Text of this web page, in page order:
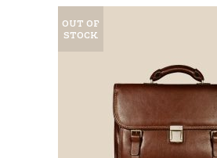
OUT OF
STOCK